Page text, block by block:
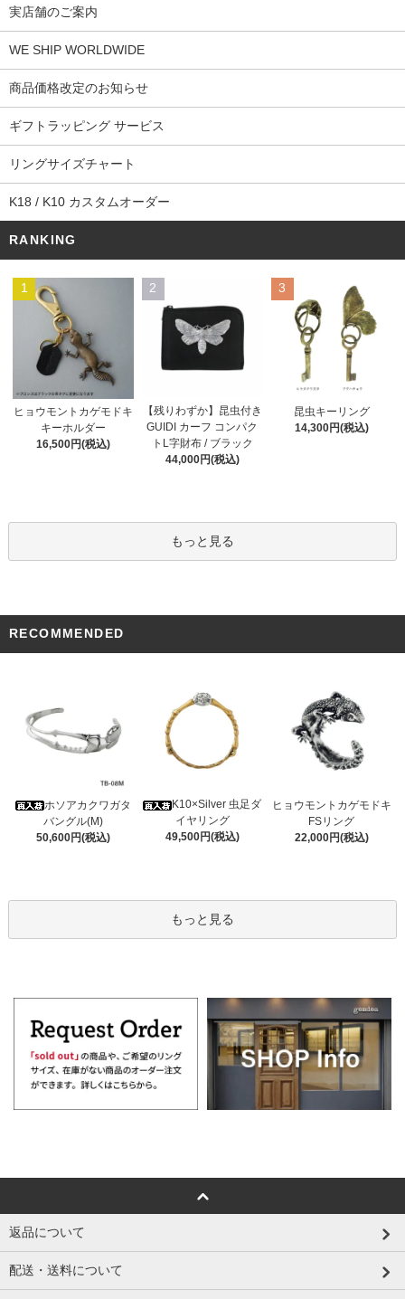
実店舗のご案内
WE SHIP WORLDWIDE
商品価格改定のお知らせ
ギフトラッピング サービス
リングサイズチャート
K18 / K10 カスタムオーダー
RANKING
1
ヒョウモントカゲモドキ
キーホルダー
16,500円(税込)
2
【残りわずか】昆虫付き
GUIDI カーフ コンパク
トL字財布 / ブラック
44,000円(税込)
3
昆虫キーリング
14,300円(税込)
もっと見る
RECOMMENDED
ホソアカクワガタ
バングル(M)
50,600円(税込)
K10×Silver 虫足ダ
イヤリング
49,500円(税込)
ヒョウモントカゲモドキ
FSリング
22,000円(税込)
もっと見る
返品について
配送・送料について